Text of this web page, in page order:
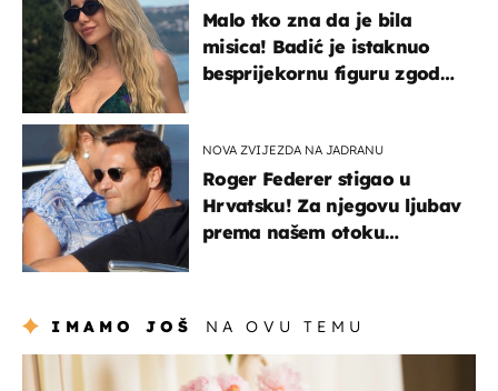
Malo tko zna da je bila
misica! Badić je istaknuo
besprijekornu figuru zgodne
NOVA ZVIJEZDA NA JADRANU
Roger Federer stigao u
Hrvatsku! Za njegovu ljubav
prema našem otoku
IMAMO JOŠ NA OVU TEMU
moda & ljepota